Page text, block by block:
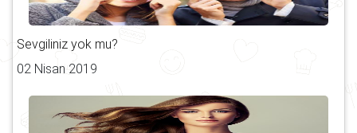
Sevgiliniz yok mu?
02 Nisan 2019